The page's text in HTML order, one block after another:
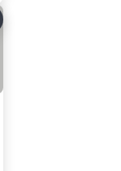
hinzufügen